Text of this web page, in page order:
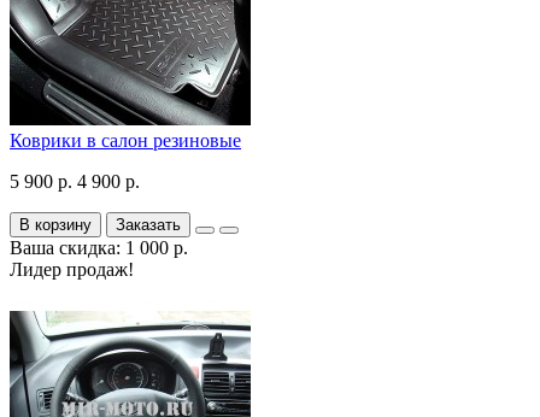
Коврики в салон резиновые
5 900 р. 4 900 р.
В корзину Заказать
Ваша скидка: 1 000 р.
Лидер продаж!